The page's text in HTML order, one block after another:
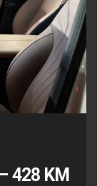
428 KM